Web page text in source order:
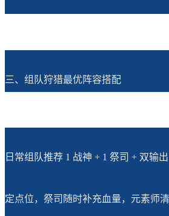
三、组队狩猎最优阵容搭配
日常组队推荐 1 战神 + 1 祭司 + 双输
定点位，祭司随时补充血量，元素师